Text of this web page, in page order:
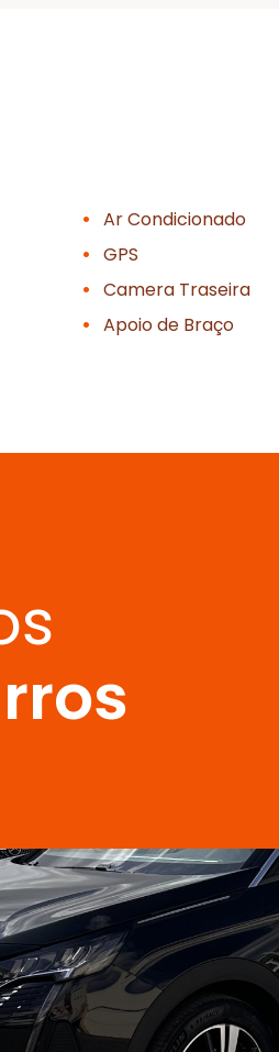
Ar Condicionado
GPS
Camera Traseira
Apoio de Braço